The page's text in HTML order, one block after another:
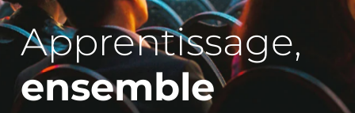
Apprentissage,
ensemble